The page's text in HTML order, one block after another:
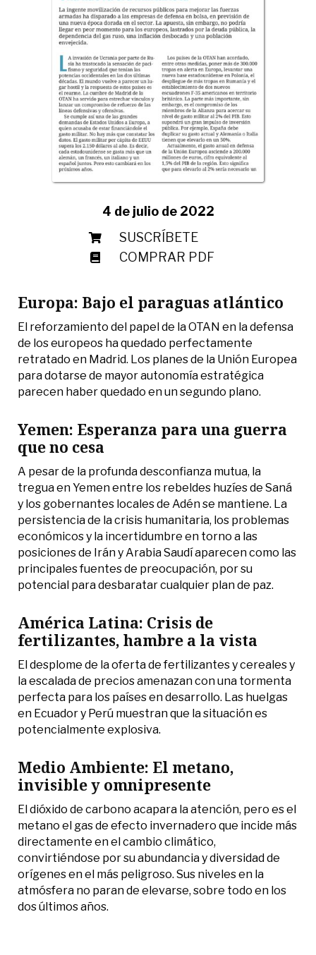
4 de julio de 2022
SUSCRÍBETE
COMPRAR PDF
Europa: Bajo el paraguas atlántico
El reforzamiento del papel de la OTAN en la defensa
de los europeos ha quedado perfectamente
retratado en Madrid. Los planes de la Unión Europea
para dotarse de mayor autonomía estratégica
parecen haber quedado en un segundo plano.
Yemen: Esperanza para una guerra
que no cesa
A pesar de la profunda desconfianza mutua, la
tregua en Yemen entre los rebeldes huzíes de Saná
y los gobernantes locales de Adén se mantiene. La
persistencia de la crisis humanitaria, los problemas
económicos y la incertidumbre en torno a las
posiciones de Irán y Arabia Saudí aparecen como las
principales fuentes de preocupación, por su
potencial para desbaratar cualquier plan de paz.
América Latina: Crisis de
fertilizantes, hambre a la vista
El desplome de la oferta de fertilizantes y cereales y
la escalada de precios amenazan con una tormenta
perfecta para los países en desarrollo. Las huelgas
en Ecuador y Perú muestran que la situación es
potencialmente explosiva.
Medio Ambiente: El metano,
invisible y omnipresente
El dióxido de carbono acapara la atención, pero es el
metano el gas de efecto invernadero que incide más
directamente en el cambio climático,
convirtiéndose por su abundancia y diversidad de
orígenes en el más peligroso. Sus niveles en la
atmósfera no paran de elevarse, sobre todo en los
dos últimos años.